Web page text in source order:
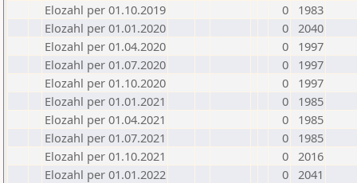
Elozahl per 01.10.2019
0
1983
Elozahl per 01.01.2020
0 2040
Elozahl per 01.04.2020
0
1997
Elozahl per 01.07.2020
0
1997
Elozahl per 01.10.2020
0
1997
Elozahl per 01.01.2021
0
1985
Elozahl per 01.04.2021
0
1985
Elozahl per 01.07.2021
0
1985
Elozahl per 01.10.2021
0 2016
Elozahl per 01.01.2022
0 2041